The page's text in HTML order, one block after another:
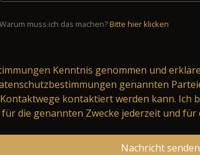
Warum muss ich das machen?Bitte hier klicken
Kenntnis genommen und
genannten
kontaktiert werden kann.
die genannten Zwecke jederzeit und
Nachricht